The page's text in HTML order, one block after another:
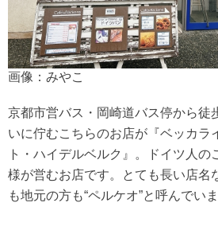
画像：みやこ
京都市営バス・岡崎道バス停から徒
いに佇むこちらのお店が『ベッカラ
ト・ハイデルベルク』。ドイツ人の
様が営むお店です。とても長い店名
も地元の方も“ペルケオ”と呼んでいま